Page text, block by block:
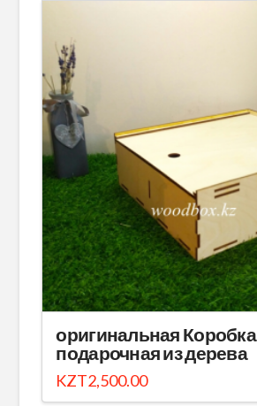
оригинальная Коробка
подарочная из дерева
KZT2,500.00